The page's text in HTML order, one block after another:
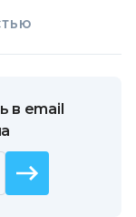
в email